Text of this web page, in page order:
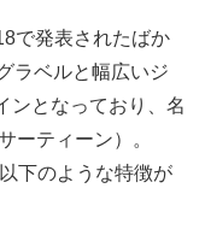
で発表されたばか
ラベルと幅広いジ
ンとなっており、名
ーティーン）。
下のような特徴が